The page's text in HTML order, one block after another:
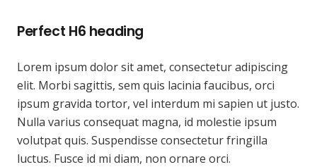
Perfect H6 heading
Lorem ipsum dolor sit amet, consectetur adipiscing
elit. Morbi sagittis, sem quis lacinia faucibus, orci
ipsum gravida tortor, vel interdum mi sapien ut justo.
Nulla varius consequat magna, id molestie ipsum
volutpat quis. Suspendisse consectetur fringilla
luctus. Fusce id mi diam, non ornare orci.